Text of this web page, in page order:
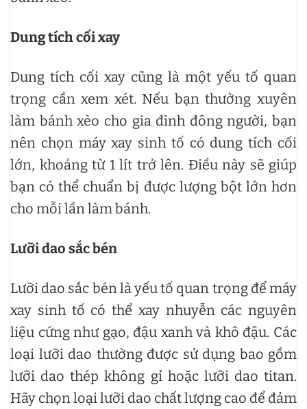
Dung tích cối xay
Dung tích cối xay cũng là một yếu tố quan
trọng cần xem xét. Nếu bạn thường xuyên
làm bánh xèo cho gia đình đông người, bạn
nên chọn máy xay sinh tố có dung tích cối
lớn, khoảng từ 1 lít trở lên. Điều này sẽ giúp
bạn có thể chuẩn bị được lượng bột lớn hơn
cho mỗi lần làm bánh.
Lưỡi dao sắc bén
Lưỡi dao sắc bén là yếu tố quan trọng để máy
xay sinh tố có thể xay nhuyễn các nguyên
liệu cứng như gạo, đậu xanh và khô đậu. Các
loại lưỡi dao thường được sử dụng bao gồm
lưỡi dao thép không gỉ hoặc lưỡi dao titan.
Hãy chọn loại lưỡi dao chất lượng cao để đảm